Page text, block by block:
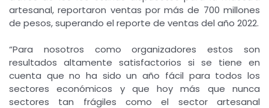
artesanal, reportaron ventas por más de 700 millones
de pesos, superando el reporte de ventas del año 2022.
“Para nosotros como organizadores estos son
resultados altamente satisfactorios si se tiene en
cuenta que no ha sido un año fácil para todos los
sectores económicos y que hoy más que nunca
sectores tan frágiles como el sector artesanal